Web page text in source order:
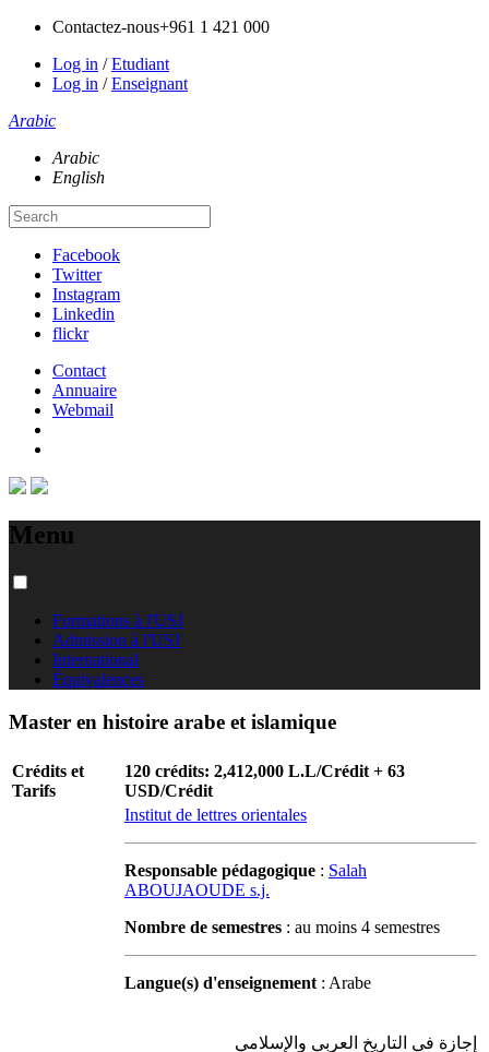
Contactez-nous+961 1 421 000
Log in /Etudiant
Log in /Enseignant
Arabic
Arabic
English
Facebook
Twitter
Instagram
Linkedin
flickr
Contact
Annuaire
Webmail
Menu
Formations à l'USJ
Admission à l'USJ
International
Équivalences
Master en histoire arabe et islamique
Crédits et
Tarifs
120 crédits: 2,412,000 L.L/Crédit + 63
USD/Crédit
Institut de lettres orientales
Responsable pédagogique : Salah
ABOUJAOUDE s.j.
Nombre de semestres : au moins 4 semestres
Langue(s) d'enseignement : Arabe
إجازة في التاريخ العربي والإسلامي